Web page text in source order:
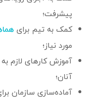
پیشرفت؛
کمک به تیم برای
مورد نیاز؛
آموزش کارهای لازم
آنان؛
آماده‌سازی سازمان